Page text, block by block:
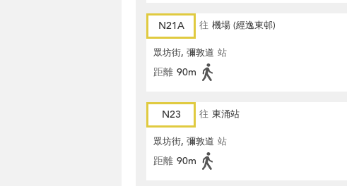
N21A 往 機場 (經逸東邨)
眾坊街, 彌敦道 站
距離 90m
N23 往 東涌站
眾坊街, 彌敦道 站
距離 90m